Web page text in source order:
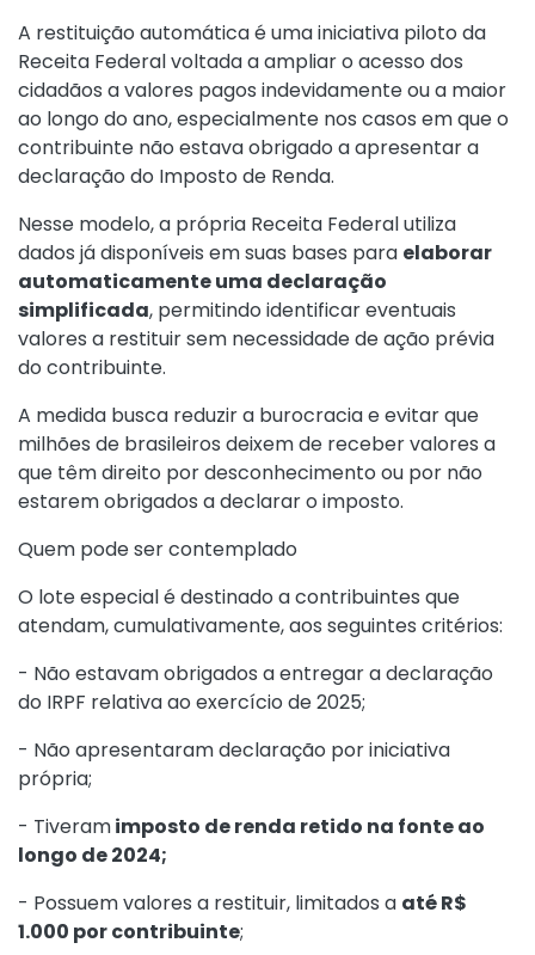
A restituição automática é uma iniciativa piloto da
Receita Federal voltada a ampliar o acesso dos
cidadãos a valores pagos indevidamente ou a maior
ao longo do ano, especialmente nos casos em que o
contribuinte não estava obrigado a apresentar a
declaração do Imposto de Renda.
Nesse modelo, a própria Receita Federal utiliza
dados já disponíveis em suas bases para elaborar
automaticamente uma declaração
simplificada, permitindo identificar eventuais
valores a restituir sem necessidade de ação prévia
do contribuinte.
A medida busca reduzir a burocracia e evitar que
milhões de brasileiros deixem de receber valores a
que têm direito por desconhecimento ou por não
estarem obrigados a declarar o imposto.
Quem pode ser contemplado
O lote especial é destinado a contribuintes que
atendam, cumulativamente, aos seguintes critérios:
- Não estavam obrigados a entregar a declaração
do IRPF relativa ao exercício de 2025;
- Não apresentaram declaração por iniciativa
própria;
- Tiveramimposto de renda retido na fonte ao
longo de 2024;
- Possuem valores a restituir, limitados a até R$
1.000 por contribuinte;